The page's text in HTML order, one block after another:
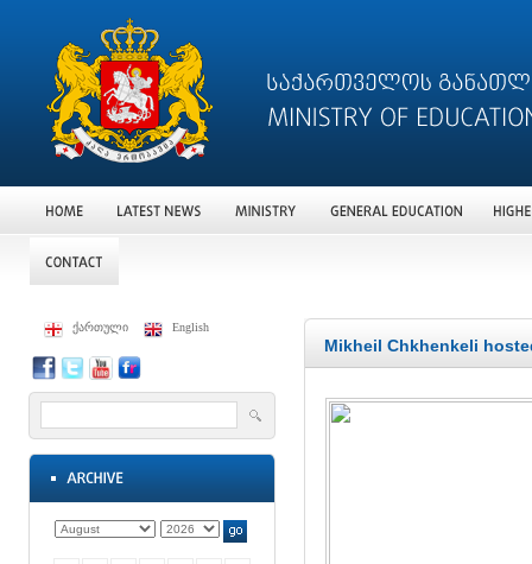
ქართული English
Mikheil Chkhenkeli